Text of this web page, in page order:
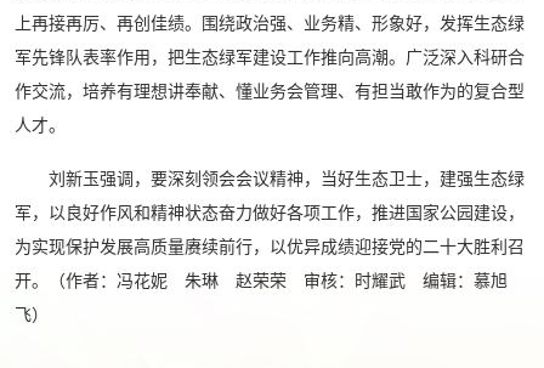
上再接再厉、再创佳绩。围绕政治强、业务精、形象好，发挥生态绿
军先锋队表率作用，把生态绿军建设工作推向高潮。广泛深入科研合
作交流，培养有理想讲奉献、懂业务会管理、有担当敢作为的复合型
人才。
刘新玉强调，要深刻领会会议精神，当好生态卫士，建强生态绿
军，以良好作风和精神状态奋力做好各项工作，推进国家公园建设，
为实现保护发展高质量赓续前行，以优异成绩迎接党的二十大胜利召
开。（作者：冯花妮 朱琳 赵荣荣 审核：时耀武 编辑：慕旭
飞）